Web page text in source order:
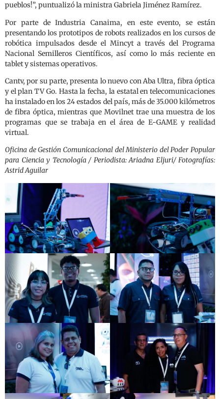
pueblos!”, puntualizó la ministra Gabriela Jiménez Ramírez.
Por parte de Industria Canaima, en este evento, se están
presentando los prototipos de robots realizados en los cursos de
robótica impulsados desde el Mincyt a través del Programa
Nacional Semilleros Científicos, así como lo más reciente en
tablet y sistemas operativos.
Cantv, por su parte, presenta lo nuevo con Aba Ultra, fibra óptica
y el plan TV Go. Hasta la fecha, la estatal en telecomunicaciones
ha instalado en los 24 estados del país, más de 35.000 kilómetros
de fibra óptica, mientras que Movilnet trae una muestra de los
programas que se trabaja en el área de E-GAME y realidad
virtual.
Oficina de Gestión Comunicacional del Ministerio del Poder Popular
para Ciencia y Tecnología / Periodista: Ariadna Eljuri/ Fotografías:
Astrid Aguilar